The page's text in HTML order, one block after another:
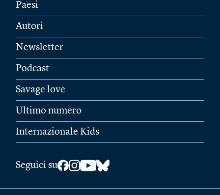
Paesi
Autori
Newsletter
Podcast
Savage love
Ultimo numero
Internazionale Kids
Seguici su